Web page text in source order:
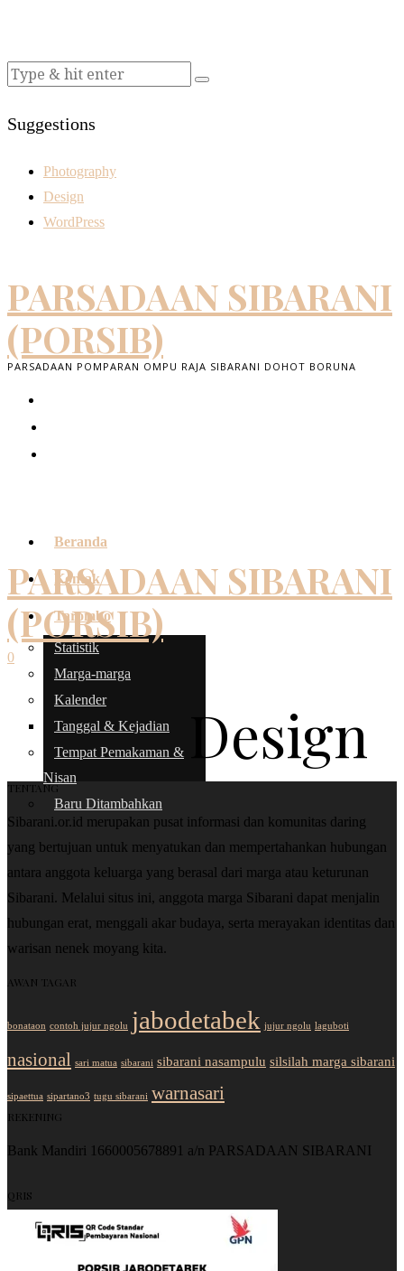
Suggestions
Photography
Design
WordPress
PARSADAAN SIBARANI
(PORSIB)
PARSADAAN POMPARAN OMPU RAJA SIBARANI DOHOT BORUNA
Beranda
Kontak
Tarombo
Statistik
Marga-marga
Kalender
Tanggal & Kejadian
Tempat Pemakaman &
Nisan
Baru Ditambahkan
PARSADAAN SIBARANI
(PORSIB)
0
Design
TENTANG
Sibarani.or.id merupakan pusat informasi dan komunitas daring
yang bertujuan untuk menyatukan dan mempertahankan hubungan
antara anggota keluarga yang berasal dari marga atau keturunan
Sibarani. Melalui situs ini, anggota marga Sibarani dapat menjalin
hubungan erat, menggali akar budaya, serta merayakan identitas dan
warisan nenek moyang kita.
AWAN TAGAR
bonataon contoh jujur ngolu jabodetabek jujur ngolu laguboti
nasional sari matua sibarani sibarani nasampulu silsilah marga sibarani
sipaettua sipartano3 tugu sibarani warnasari
REKENING
Bank Mandiri 1660005678891 a/n PARSADAAN SIBARANI
QRIS